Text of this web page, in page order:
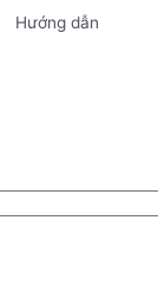
Hướng dẫn